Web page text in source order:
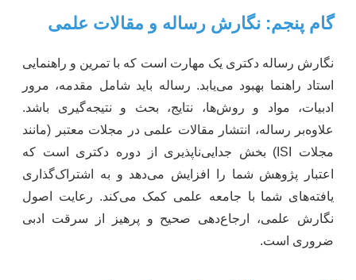
گام پنجم: نگارش رساله و مقالات علمی
نگارش رساله دکتری یک مهارت است که با تمرین و راهنمایی
استاد راهنما بهبود می‌یابد. رساله باید شامل مقدمه، مرور
ادبیات، مواد و روش‌ها، نتایج، بحث و نتیجه‌گیری باشد.
علاوه‌بر رساله، انتشار مقالات علمی در مجلات معتبر (مانند
مجلات ISI) بخش جدایی‌ناپذیری از دوره دکتری است که
اعتبار پژوهش شما را افزایش می‌دهد و به اشتراک‌گذاری
یافته‌های شما با جامعه علمی کمک می‌کند. رعایت اصول
نگارش علمی، ارجاع‌دهی صحیح و پرهیز از سرقت ادبی
ضروری است.